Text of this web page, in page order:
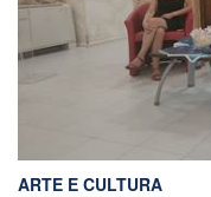
ARTE E CULTURA